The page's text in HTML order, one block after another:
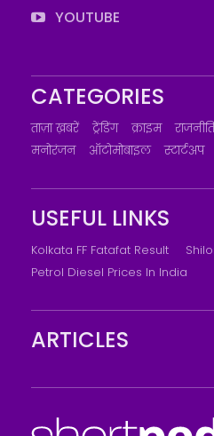
YOUTUBE
CATEGORIES
ताज़ा ख़बरें ट्रेंडिंग क्राइम राजनीति
मनोरंजन
ऑटोमोबाइल स्टार्टअप
USEFUL LINKS
Kolkata FF Fatafat Result
Petrol Diesel Prices In India
ARTICLES